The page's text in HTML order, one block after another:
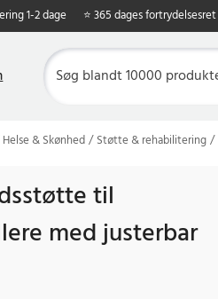
1-2 dage ⭐ 365 dages fortrydelsesret
Helse & Skønhed Støtte & rehabilitering
til
med justerbar